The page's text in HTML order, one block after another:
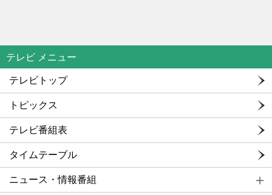
テレビ メニュー
テレビトップ
トピックス
テレビ番組表
タイムテーブル
ニュース・情報番組